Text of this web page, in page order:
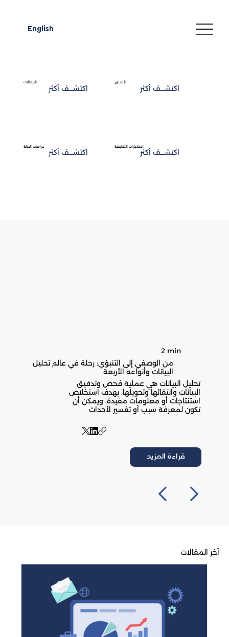
English
المقالات
اكتشــــف أكثر
التقـــارير
اكتشــــف أكثر
دراسات الحالة
اكتشــــف أكثر
الاختبارات التفاعلية
اكتشــــف أكثر
2 min
من الوصفي إلى التنبؤي: رحلة في عالم تحليل
البيانات وأنواعه الأربعة
تحليل البيانات هي عملية فحص وتدقيق
البيانات وانتقائها وتحويلها، بهدف استخلاص
استنتاجات أو معلومات مفيدة، ويمكن أن
تكون لمعرفة سبب أو تفسير لأحداث
قراءة المزيد
آخر المقالات